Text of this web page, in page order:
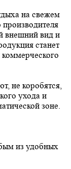
на свежем
производителя
внешний вид и
станет
не коробятся,
ухода и
зоне.
из удобных